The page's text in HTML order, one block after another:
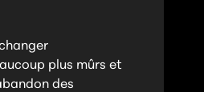
plus mûrs et
des